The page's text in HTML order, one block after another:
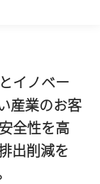
イノベー
産業のお客
全性を高
出削減を